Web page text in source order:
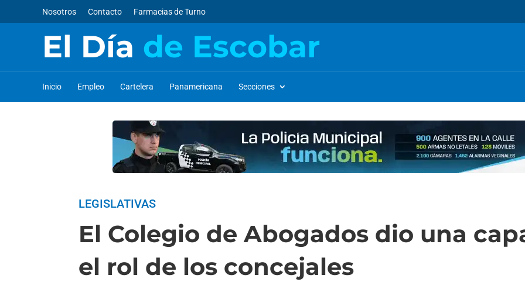
Nosotros Contacto Farmacias de Turno
El Día de Escobar
Inicio Empleo Cartelera Panamericana Secciones
LEGISLATIVAS
El Colegio de Abogados dio una
el rol de los concejales